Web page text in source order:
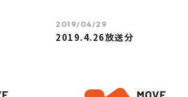
2019/04/29
2019.4.26放送分